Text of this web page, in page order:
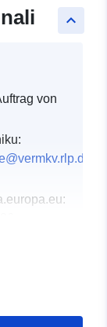
keyboard_arrow_up
von